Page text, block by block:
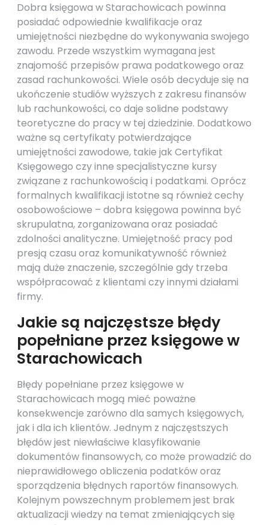
Dobra księgowa w Starachowicach powinna
posiadać odpowiednie kwalifikacje oraz
umiejętności niezbędne do wykonywania swojego
zawodu. Przede wszystkim wymagana jest
znajomość przepisów prawa podatkowego oraz
zasad rachunkowości. Wiele osób decyduje się na
ukończenie studiów wyższych z zakresu finansów
lub rachunkowości, co daje solidne podstawy
teoretyczne do pracy w tej dziedzinie. Dodatkowo
ważne są certyfikaty potwierdzające
umiejętności zawodowe, takie jak Certyfikat
Księgowego czy inne specjalistyczne kursy
związane z rachunkowością i podatkami. Oprócz
formalnych kwalifikacji istotne są również cechy
osobowościowe – dobra księgowa powinna być
skrupulatna, zorganizowana oraz posiadać
zdolności analityczne. Umiejętność pracy pod
presją czasu oraz komunikatywność również
mają duże znaczenie, szczególnie gdy trzeba
współpracować z klientami czy innymi działami
firmy.
Jakie są najczęstsze błędy
popełniane przez księgowe w
Starachowicach
Błędy popełniane przez księgowe w
Starachowicach mogą mieć poważne
konsekwencje zarówno dla samych księgowych,
jak i dla ich klientów. Jednym z najczęstszych
błędów jest niewłaściwe klasyfikowanie
dokumentów finansowych, co może prowadzić do
nieprawidłowego obliczenia podatków oraz
sporządzenia błędnych raportów finansowych.
Kolejnym powszechnym problemem jest brak
aktualizacji wiedzy na temat zmieniających się